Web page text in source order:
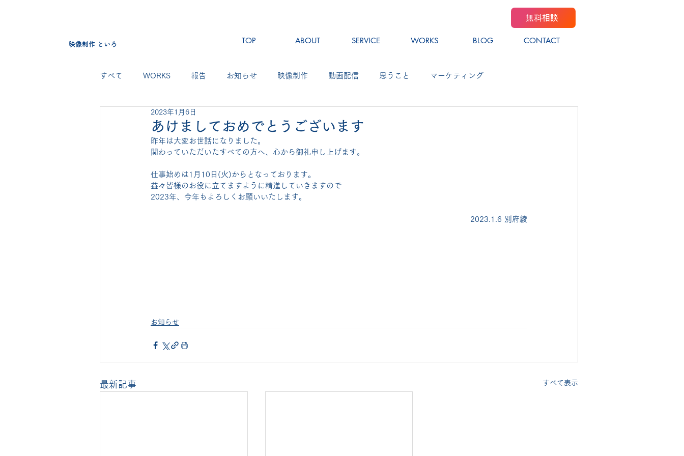
映像制作 といろ
無料相談
TOP ABOUT SERVICE WORKS BLOG CONTACT
すべて WORKS 報告 お知らせ 映像制作 動画配信 思うこと マーケティング
あけましておめでとうございます
2023年1月6日
昨年は大変お世話になりました。
関わっていただいたすべての方へ、心から御礼申し上げます。
仕事始めは1月10日(火)からとなっております。
益々皆様のお役に立てますように精進していきますので
2023年、今年もよろしくお願いいたします。
2023.1.6 別府綾
お知らせ
最新記事 すべて表示